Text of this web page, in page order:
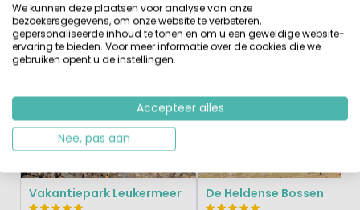
Vergelijkbare CampingsRecent Bekeken
Levendig
Vakantiepark Leukermeer De Heldense Bossen
We kunnen deze plaatsen voor analyse van onze
bezoekersgegevens, om onze website te verbeteren,
gepersonaliseerde inhoud te tonen en om u een geweldige website-
ervaring te bieden. Voor meer informatie over de cookies die we
gebruiken opent u de instellingen.
Accepteer alles
Nee, pas aan